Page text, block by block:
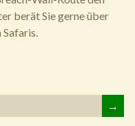
berät Sie gerne über
Safaris.
→